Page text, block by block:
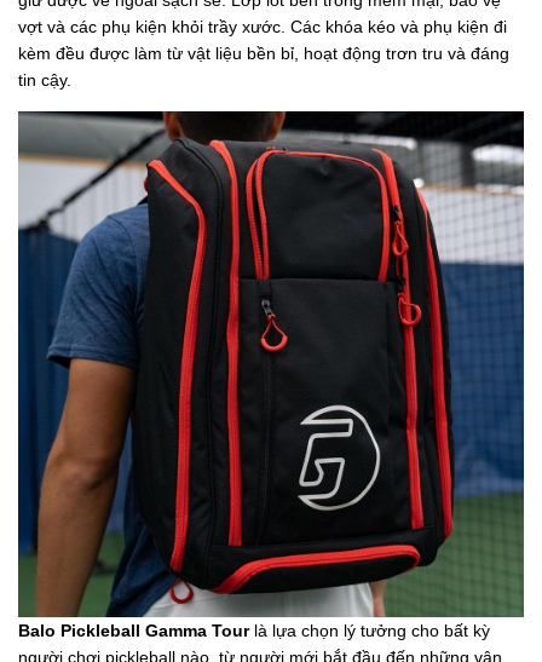
vợt và các phụ kiện khỏi trầy xước. Các khóa kéo và phụ kiện đi
kèm đều được làm từ vật liệu bền bỉ, hoạt động trơn tru và đáng
tin cậy.
Balo Pickleball Gamma Tourlà lựa chọn lý tưởng cho bất kỳ
người chơi pickleball nào, từ người mới bắt đầu đến những vận